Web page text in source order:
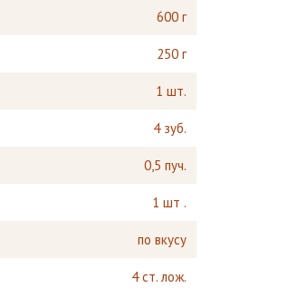
600 г
250 г
1 шт.
4 зуб.
0,5 пуч.
1 шт .
по вкусу
4 ст. лож.